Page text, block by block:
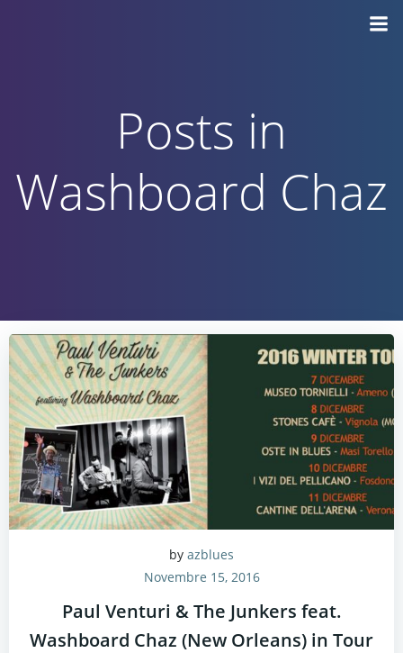
Posts in
Washboard Chaz
by azblues
Novembre 15, 2016
Paul Venturi & The Junkers feat.
Washboard Chaz (New Orleans) in Tour